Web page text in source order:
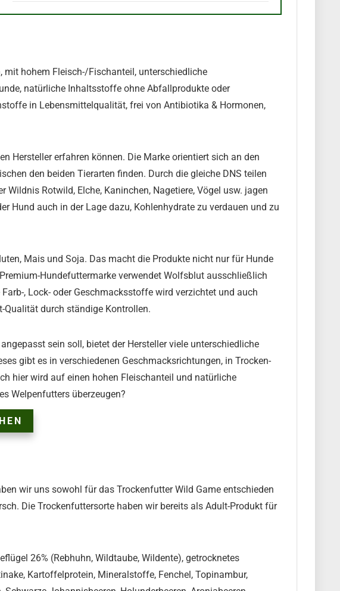
mit hohem Fleisch-/Fischanteil, unterschiedliche
natürliche Inhaltsstoffe ohne Abfallprodukte oder
in Lebensmittelqualität, frei von Antibiotika & Hormonen,
Hersteller erfahren können. Die Marke orientiert sich an den
den beiden Tierarten finden. Durch die gleiche DNS teilen
Rotwild, Elche, Kaninchen, Nagetiere, Vögel usw. jagen
Hund auch in der Lage dazu, Kohlenhydrate zu verdauen und zu
Mais und Soja. Das macht die Produkte nicht nur für Hunde
Hundefuttermarke verwendet Wolfsblut ausschließlich
, Lock- oder Geschmacksstoffe wird verzichtet und auch
durch ständige Kontrollen.
sein soll, bietet der Hersteller viele unterschiedliche
gibt es in verschiedenen Geschmacksrichtungen, in Trocken-
hier wird auf einen hohen Fleischanteil und natürliche
Welpenfutters überzeugen?
wir uns sowohl für das Trockenfutter Wild Game entschieden
Die Trockenfuttersorte haben wir bereits als Adult-Produkt für
26% (Rebhuhn, Wildtaube, Wildente), getrocknetes
Kartoffelprotein, Mineralstoffe, Fenchel, Topinambur,